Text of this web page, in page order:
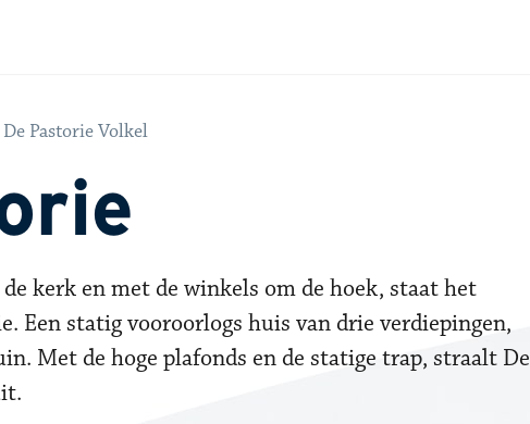
De Pastorie Volkel
kerk en met de winkels om de hoek, staat het
Een statig vooroorlogs huis van drie verdiepingen,
Met de hoge plafonds en de statige trap, straalt De